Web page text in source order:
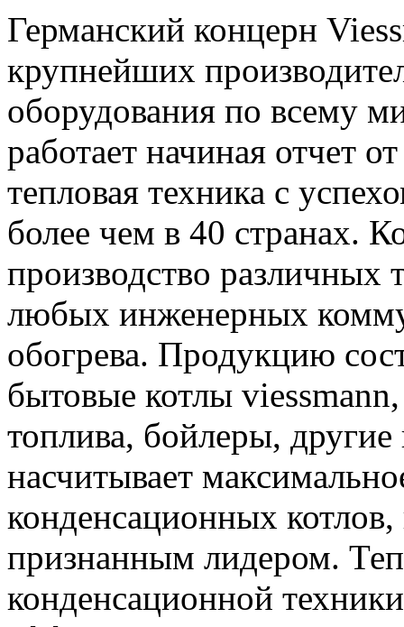
Германский концерн
крупнейших
оборудования по всему
работает начиная отчет
тепловая техника с
более чем в 40 странах.
производство различных
любых инженерных
обогрева. Продукцию
бытовые котлы
топлива, бойлеры,
насчитывает
конденсационных котлов,
признанным лидером.
конденсационной